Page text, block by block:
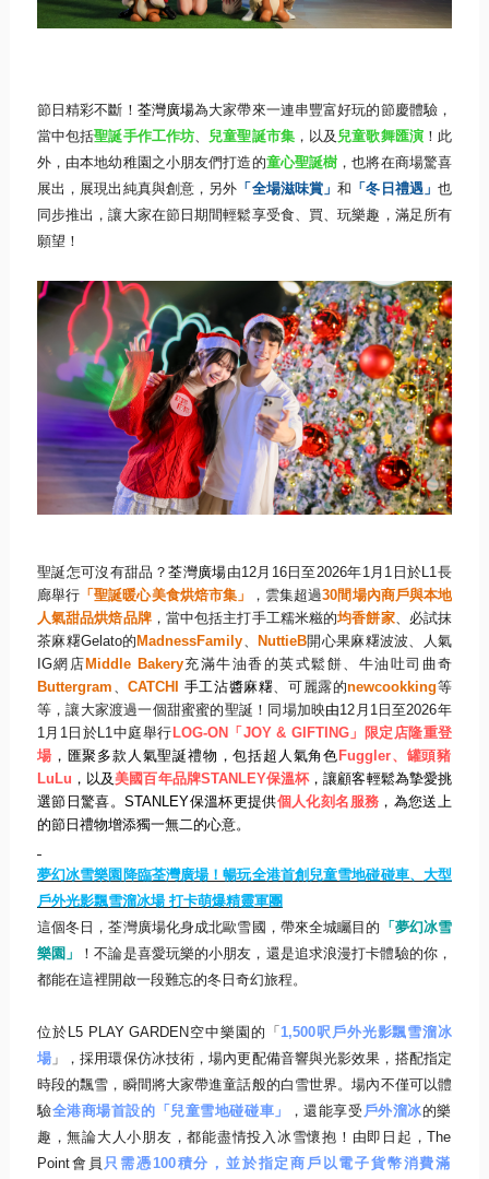
節日精彩不斷！ 荃灣廣場為大家帶來一連串豐富好玩的節慶體驗，
當中包括聖誕手作工作坊、 兒童聖誕市集，以及 兒童歌舞匯演！ 此
外，由本地幼稚園之小朋友們打造的童心聖誕樹 ，也將在商場驚喜
展出，展現出純真與創意，另外 「全場滋味賞」和 「冬日禮遇」 也
同步推出，讓大家在節日期間輕鬆享受食、買、玩樂趣，滿足所有
願望！
聖誕怎可沒有甜品？荃灣廣場由12月 16日至2026年1月 1 日於L1長
廊舉行 「聖誕暖心美食烘焙市集」 ，雲集超過30間場內商戶與本地
人氣甜品烘焙品牌，當中包括主打手工糯米糍的均香餅家、 必試抹
茶麻糬Gelato的 MadnessFamily、 NuttieB開心果麻糬波波、人氣
IG網店 Middle Bakery充滿牛油香的英式鬆餅、牛油吐司曲奇
Buttergram 、CATCHI 手工沾醬麻糬、可麗露的newcookking等
等，讓大家渡過一個甜蜜蜜的聖誕！ 同場加映由12 月 1日至2026年
1月 1日於L1中庭舉行 LOG-ON 「 JOY & GIFTING」限定店隆重登
場 ，匯聚多款人氣聖誕禮物，包括超人氣角色 Fuggler、罐頭豬
LuLu ，以及美國百年品牌STANLEY保溫杯，讓顧客輕鬆為摯愛挑
選節日驚喜。STANLEY保溫杯更提供個人化刻名服務 ， 為您送上
的節日禮物增添獨一無二的心意。
夢幻冰雪樂園降臨荃灣廣場！暢玩全港首創兒童雪地碰碰車、 大型
戶外光影飄雪溜冰場 打卡萌爆精靈軍團
這個冬日，荃灣廣場化身成北歐雪國，帶來全城矚目的 「 夢幻冰雪
樂園」
！不論是喜愛玩樂的小朋友， 還是追求浪漫打卡體驗的你，
都能在這裡開啟一段難忘的冬日奇幻旅程。
位於 L5 PLAY GARDEN 空中樂園的「1,500呎戶外光影飄雪溜冰
場 」，採用環保仿冰技術，場內更配備音響與光影效果， 搭配指定
時段的飄雪，瞬間將大家帶進童話般的白雪世界。場內不僅可以體
驗全港商場首設的「兒童雪地碰碰車」 ，還能享受 戶外溜冰的樂
趣，無論大人小朋友，都能盡情投入冰雪懷抱！ 由即日起，The
Point會員 只需憑100積分，並於指定商戶以電子貨幣消費滿